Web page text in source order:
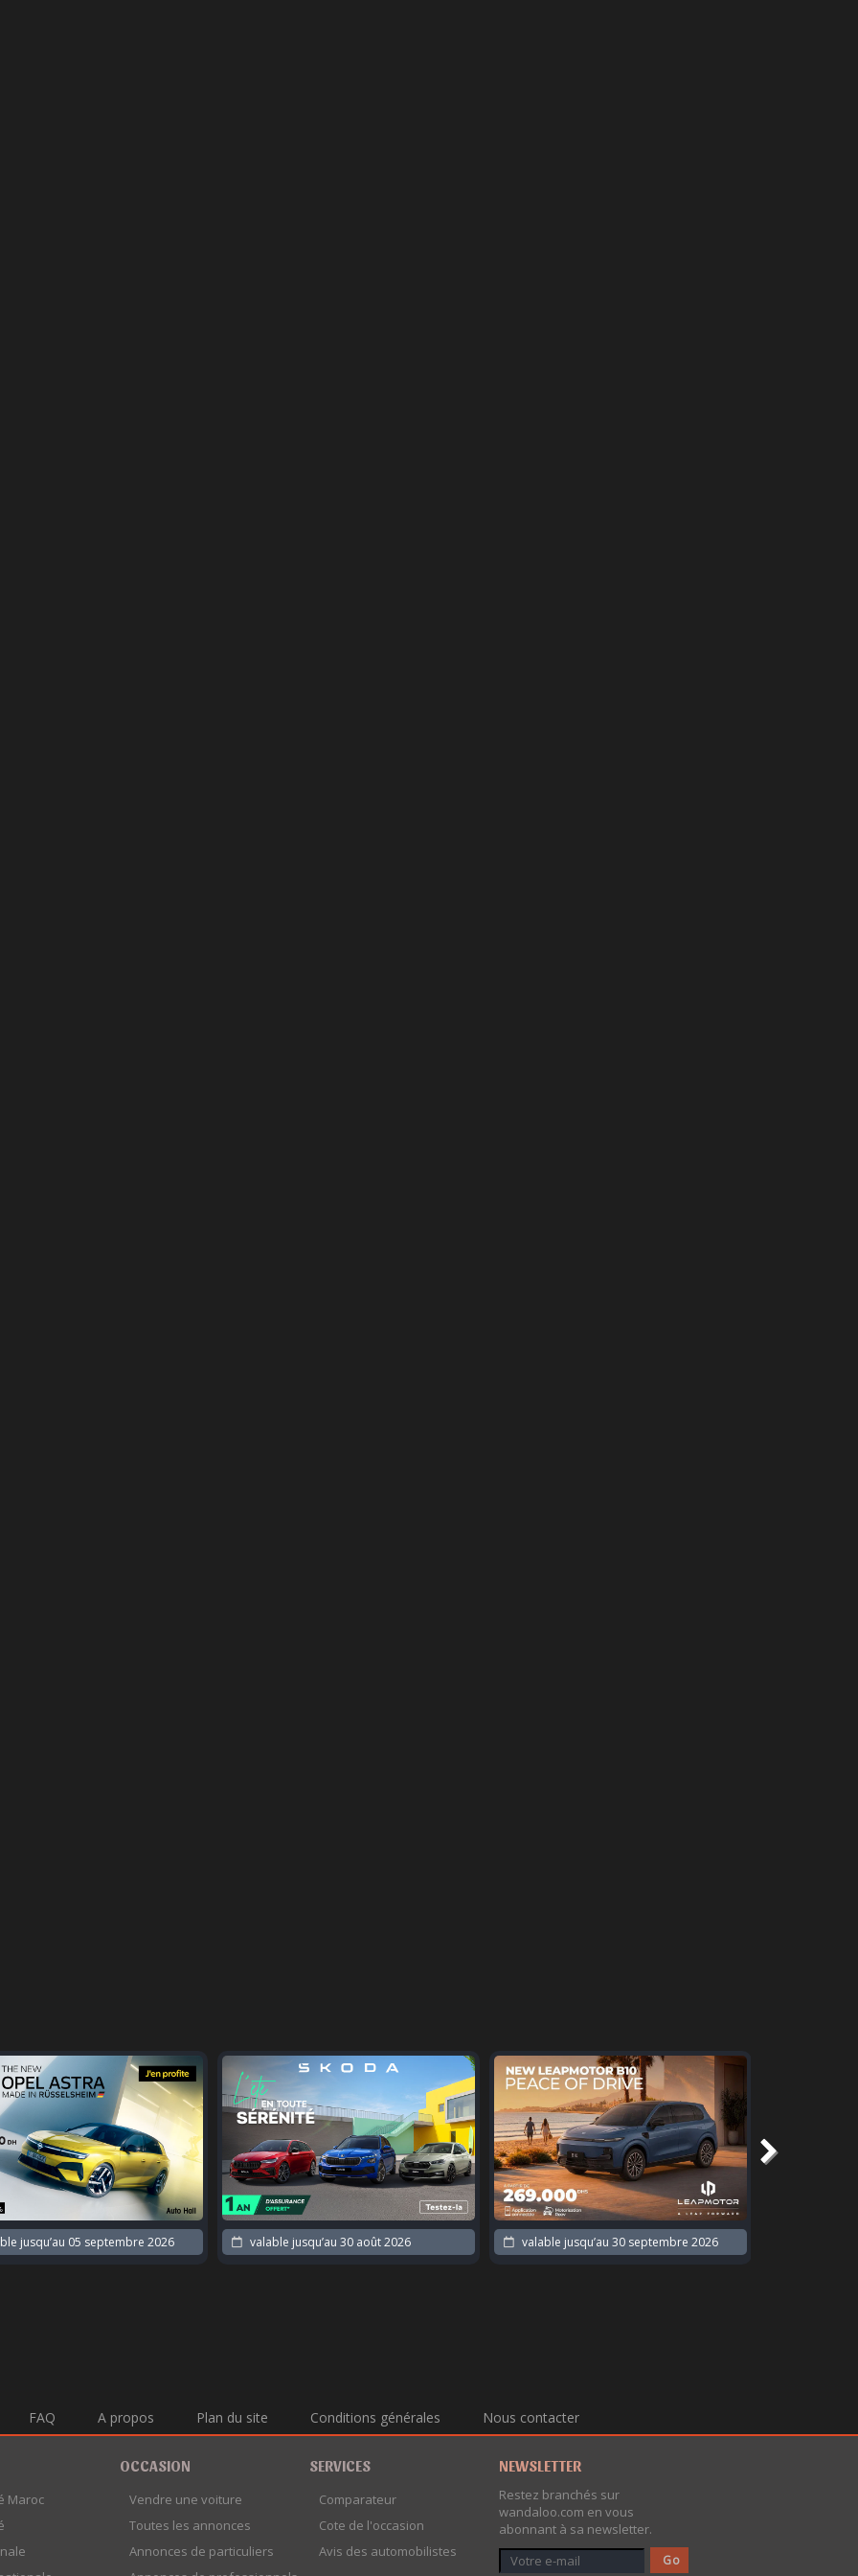
jusqu’au 05 septembre 2026 valable jusqu’au 30 août 2026 valable jusqu’au 30 septembre 2026
FAQ A propos Plan du site Conditions générales Nous contacter
Maroc
OCCASION
Vendre une voiture
Toutes les annonces
Annonces de particuliers
SERVICES
Comparateur
Cote de l'occasion
Avis des automobilistes
NEWSLETTER
Restez branchés sur
wandaloo.com en vous
abonnant à sa newsletter.